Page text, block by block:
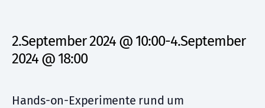
2.September 2024 @ 10:00-4.September
2024 @ 18:00
Hands-on-Experimente rund um